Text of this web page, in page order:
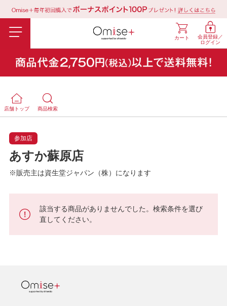
会員登録／
ログイン
カート
店舗トップ 商品検索
参加店
あすか蘇原店
※販売主は資生堂ジャパン（株）になります
該当する商品がありませんでした。検索条件を選び
直してください。